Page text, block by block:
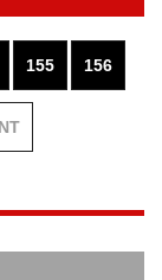
155 156